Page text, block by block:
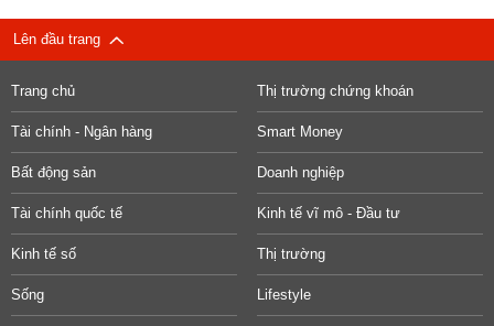
Lên đầu trang
Trang chủ Thị trường chứng khoán
Tài chính - Ngân hàng Smart Money
Bất động sản Doanh nghiệp
Tài chính quốc tế Kinh tế vĩ mô - Đầu tư
Kinh tế số Thị trường
Sống Lifestyle